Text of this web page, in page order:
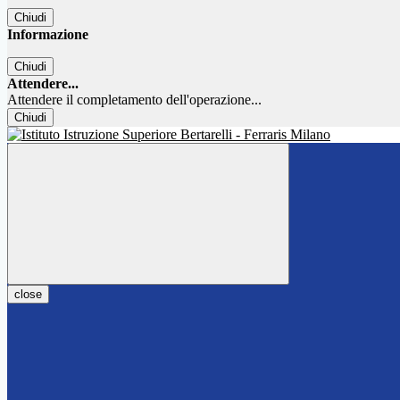
Chiudi
Informazione
Chiudi
Attendere...
Attendere il completamento dell'operazione...
Chiudi
close